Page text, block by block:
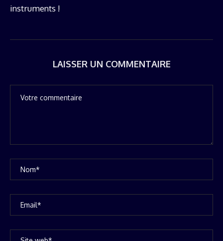
instruments !
LAISSER UN COMMENTAIRE